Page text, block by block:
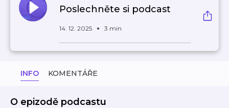
Poslechněte si podcast
14. 12. 2025 3 min
INFO KOMENTÁŘE
O epizodě podcastu